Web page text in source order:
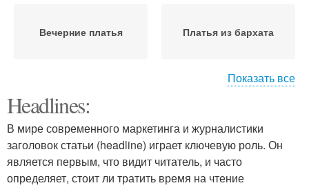
Вечерние платья Платья из бархата
Бархатная одежда
Платье на бретелях Синий платье
Показать все
Headlines:
В мире современного маркетинга и журналистики
заголовок статьи (headline) играет ключевую роль. Он
является первым, что видит читатель, и часто
определяет, стоит ли тратить время на чтение